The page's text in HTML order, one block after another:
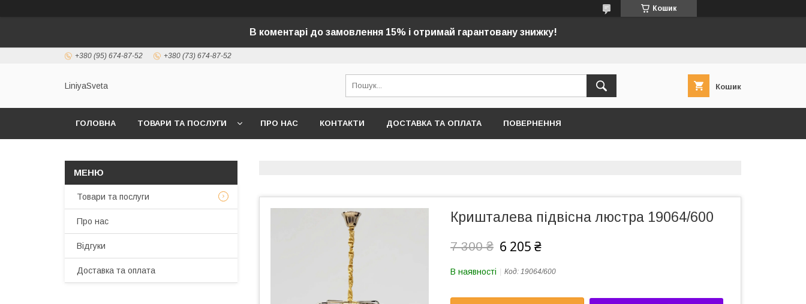
Кошик
В коментарі до замовлення 15% і отримай гарантовану знижку!
+380 (95) 674-87-52 +380 (73) 674-87-52
LiniyaSveta Кошик
ГОЛОВНА ТОВАРИ ТА ПОСЛУГИ ПРО НАС КОНТАКТИ ДОСТАВКА ТА ОПЛАТА ПОВЕРНЕННЯ
Кришталева підвісна люстра 19064/600
7 300 ₴ 6 205 ₴
В наявності Код: 19064/600
Товари та послуги
Про нас
Відгуки
Доставка та оплата